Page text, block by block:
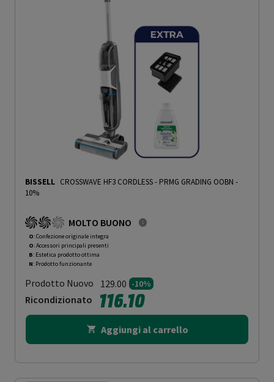
BISSELL CROSSWAVE HF3 CORDLESS- PRMG GRADING OOBN -
10%
MOLTO BUONO
O: Confezione originale integra
O: Accessori principali presenti
B: Estetica prodotto ottima
N: Prodotto funzionante
Prodotto Nuovo 129.00 -10%
Ricondizionato 116.10
Aggiungi al carrello